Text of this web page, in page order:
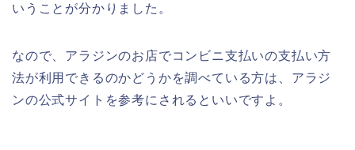
いうことが分かりました。
なので、アラジンのお店でコンビニ支払いの支払い方
法が利用できるのかどうかを調べている方は、アラジ
ンの公式サイトを参考にされるといいですよ。